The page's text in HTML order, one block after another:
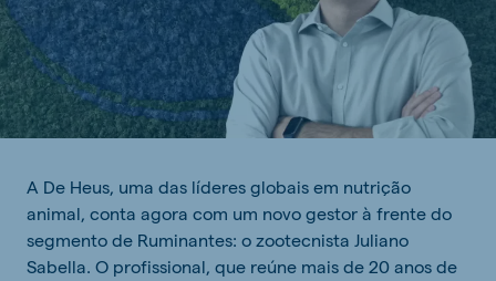
A De Heus, uma das líderes globais em nutrição
animal, conta agora com um novo gestor à frente do
segmento de Ruminantes: o zootecnista Juliano
Sabella. O profissional, que reúne mais de 20 anos de